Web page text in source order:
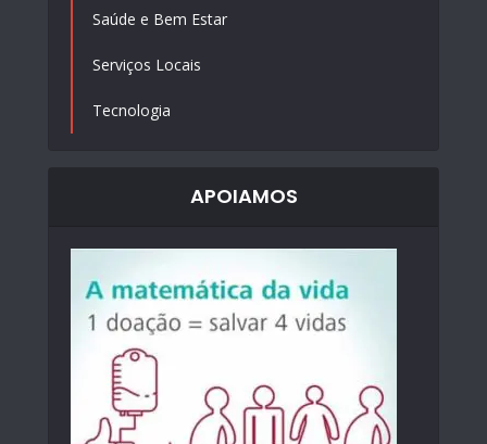
Saúde e Bem Estar
Serviços Locais
Tecnologia
APOIAMOS